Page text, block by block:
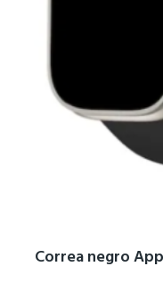
Correa negro